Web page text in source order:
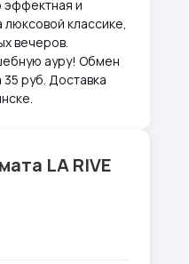
эффектная и
люксовой классике,
вечеров.
ауру! Обмен
руб. Доставка
LA RIVE